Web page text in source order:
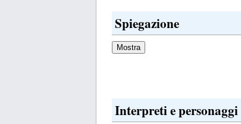
Spiegazione
Interpreti e personaggi